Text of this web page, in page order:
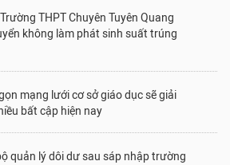
THPT Chuyên Tuyên Quang
không làm phát sinh suất trúng
mạng lưới cơ sở giáo dục sẽ giải
bất cập hiện nay
quản lý dôi dư sau sáp nhập trường